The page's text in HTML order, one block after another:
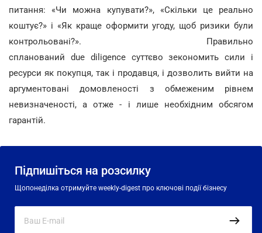
питання: «Чи можна купувати?», «Скільки це реально
коштує?» і «Як краще оформити угоду, щоб ризики були
контрольовані?». Правильно
спланований due diligence суттєво зекономить сили і
ресурси як покупця, так і продавця, і дозволить вийти на
аргументовані домовленості з обмеженим рівнем
невизначеності, а отже - і лише необхідним обсягом
гарантій.
Підпишіться на розсилку
Щопонеділка отримуйте weekly-digest про ключові події бізнесу